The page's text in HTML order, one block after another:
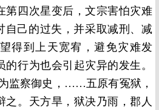
第四次星变后，文宗害怕灾难
自己的过失，并采取减刑、减
得到上天宽宥，避免灾难发
行为也会引起灾异的发生。
监察御史，……五原有冤狱，
之。天方旱，狱决乃雨，郡人